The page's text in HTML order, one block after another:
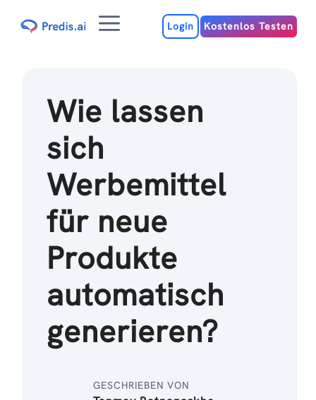
Inhalt
MenuLogin Kostenlos Testen
Wie lassen
sich
Werbemittel
für neue
Produkte
automatisch
generieren?
GESCHRIEBEN VON